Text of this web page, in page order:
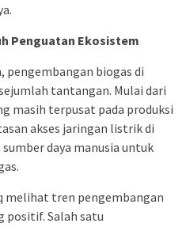
Penguatan Ekosistem
pengembangan biogas di
tantangan. Mulai dari
masih terpusat pada produksi
akses jaringan listrik di
daya manusia untuk
melihat tren pengembangan
positif. Salah satu